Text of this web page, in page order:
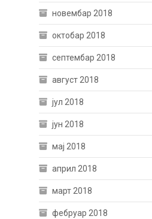
новембар 2018
октобар 2018
септембар 2018
август 2018
јул 2018
јун 2018
мај 2018
април 2018
март 2018
фебруар 2018